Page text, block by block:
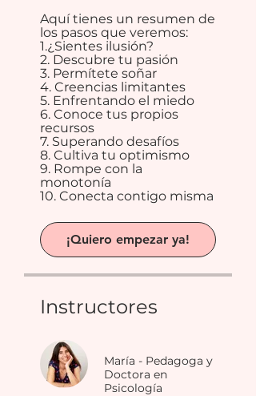
Aquí tienes un resumen de
los pasos que veremos:
1.¿Sientes ilusión?
2. Descubre tu pasión
3. Permítete soñar
4. Creencias limitantes
5. Enfrentando el miedo
6. Conoce tus propios
recursos
7. Superando desafíos
8. Cultiva tu optimismo
9. Rompe con la
monotonía
10. Conecta contigo misma
¡Quiero empezar ya!
Instructores
María - Pedagoga y
Doctora en
Psicología